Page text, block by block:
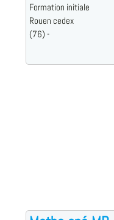
Formation initiale
Rouen cedex
(76) -